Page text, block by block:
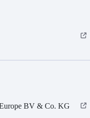
BV & Co. KG